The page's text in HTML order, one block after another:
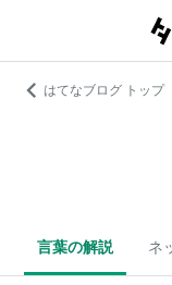
はてなブログ トップ
言葉の解説 ネ